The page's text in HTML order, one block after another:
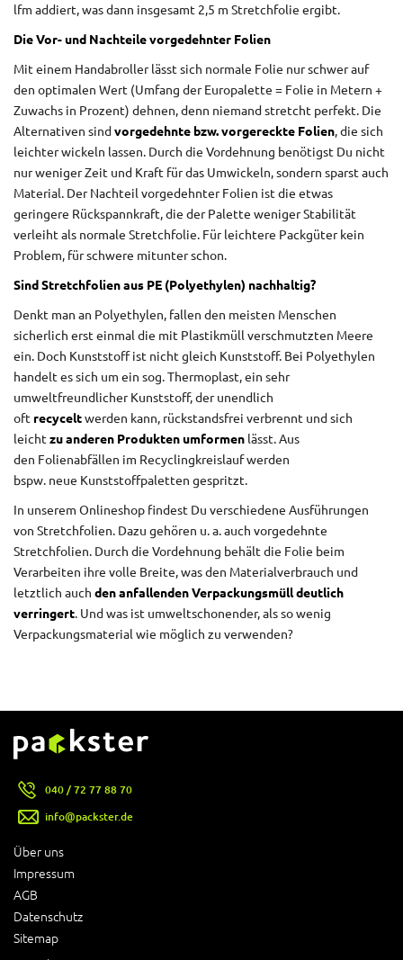
lfm addiert, was dann insgesamt 2,5 m Stretchfolie ergibt.
Die Vor- und Nachteile vorgedehnter Folien
Mit einem Handabroller lässt sich normale Folie nur schwer auf
den optimalen Wert (Umfang der Europalette = Folie in Metern +
Zuwachs in Prozent) dehnen, denn niemand stretcht perfekt. Die
Alternativen sind vorgedehnte bzw. vorgereckte Folien, die sich
leichter wickeln lassen. Durch die Vordehnung benötigst Du nicht
nur weniger Zeit und Kraft für das Umwickeln, sondern sparst auch
Material. Der Nachteil vorgedehnter Folien ist die etwas
geringere Rückspannkraft, die der Palette weniger Stabilität
verleiht als normale Stretchfolie. Für leichtere Packgüter kein
Problem, für schwere mitunter schon.
Sind Stretchfolien aus PE (Polyethylen) nachhaltig?
Denkt man an Polyethylen, fallen den meisten Menschen
sicherlich erst einmal die mit Plastikmüll verschmutzten Meere
ein. Doch Kunststoff ist nicht gleich Kunststoff. Bei Polyethylen
handelt es sich um ein sog. Thermoplast, ein sehr
umweltfreundlicher Kunststoff, der unendlich
oft recyceltwerden kann, rückstandsfrei verbrennt und sich
leichtzu anderen Produkten umformen lässt. Aus
den Folienabfällen im Recyclingkreislauf werden
bspw. neue Kunststoffpaletten gespritzt.
In unserem Onlineshop findest Du verschiedene Ausführungen
von Stretchfolien. Dazu gehören u. a. auch vorgedehnte
Stretchfolien. Durch die Vordehnung behält die Folie beim
Verarbeiten ihre volle Breite, was den Materialverbrauch und
letztlich auch den anfallenden Verpackungsmüll deutlich
verringert. Und was ist umweltschonender, als so wenig
Verpackungsmaterial wie möglich zu verwenden?
Über uns
Impressum
AGB
Datenschutz
Sitemap
040 / 72 77 88 70
info@packster.de